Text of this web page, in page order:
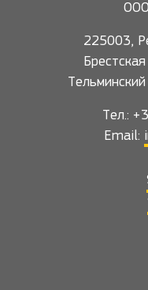
225003,
Тел.:
Email: